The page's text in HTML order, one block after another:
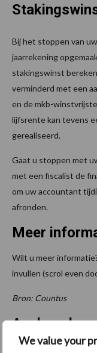
We value your
Bij het stoppen van
jaarrekening
stakingswinst
verminderd met een
en de mkb-
lijfsrente kan tevens
gerealiseerd.
Gaat u stoppen met
met een fiscalist de
om uw accountant
afronden.
Meer
Wilt u meer
invullen (scrol even
Bron: Countus
Aanbevolen